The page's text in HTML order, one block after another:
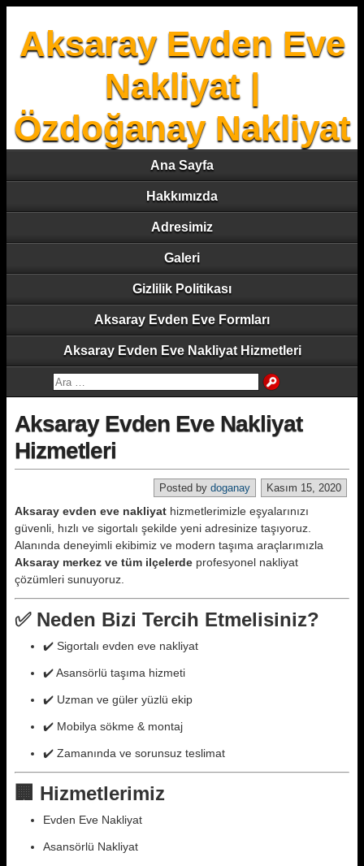
Aksaray Evden Eve
Nakliyat |
Özdoğanay Nakliyat
Ana Sayfa
Hakkımızda
Adresimiz
Galeri
Gizlilik Politikası
Aksaray Evden Eve Formları
Aksaray Evden Eve Nakliyat Hizmetleri
Aksaray Evden Eve Nakliyat
Hizmetleri
Kasım 15, 2020
Posted by doganay
Aksaray evden eve nakliyat hizmetlerimizle eşyalarınızı
güvenli, hızlı ve sigortalı şekilde yeni adresinize taşıyoruz.
Alanında deneyimli ekibimiz ve modern taşıma araçlarımızla
Aksaray merkez ve tüm ilçelerde profesyonel nakliyat
çözümleri sunuyoruz.
✅ Neden Bizi Tercih Etmelisiniz?
✔️ Sigortalı evden eve nakliyat
✔️ Asansörlü taşıma hizmeti
✔️ Uzman ve güler yüzlü ekip
✔️ Mobilya sökme & montaj
✔️ Zamanında ve sorunsuz teslimat
🏢 Hizmetlerimiz
Evden Eve Nakliyat
Asansörlü Nakliyat